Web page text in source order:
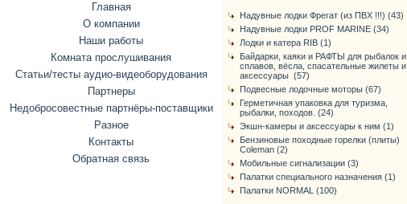
Главная
О компании
Наши работы
Комната прослушивания
Статьи/тесты аудио-видеоборудования
Партнеры
Недобросовестные партнёры-поставщики
Разное
Контакты
Обратная связь
Надувные лодки Фрегат (из ПВХ !!!) (43)
Надувные лодки PROF MARINE (34)
Лодки и катера RIB (1)
Байдарки, каяки и РАФТЫ для рыбалок и
сплавов, вёсла, спасательные жилеты и
аксессуары (57)
Подвесные лодочные моторы (67)
Герметичная упаковка для туризма,
рыбалки, походов. (24)
Экшн-камеры и аксессуары к ним (1)
Бензиновые походные горелки (плиты)
Coleman (2)
Мобильные сигнализации (3)
Палатки специального назначения (1)
Палатки NORMAL (100)